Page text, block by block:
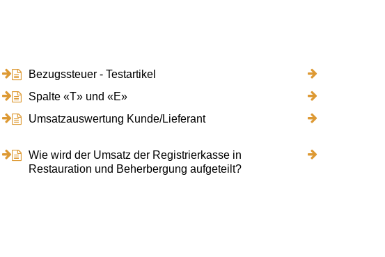
Bezugssteuer - Testartikel
Spalte «T» und «E»
Umsatzauswertung Kunde/Lieferant
Wie wird der Umsatz der Registrierkasse in
Restauration und Beherbergung aufgeteilt?